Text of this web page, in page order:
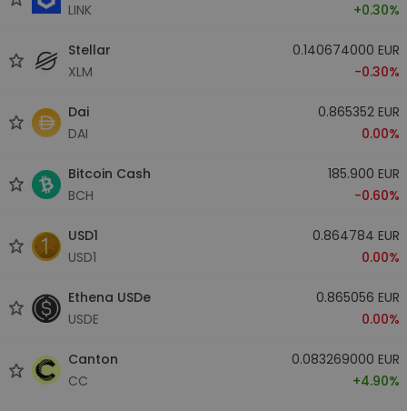
LINK
+0.30%
Stellar
XLM
0.140674000 EUR
-0.30%
Dai
DAI
0.865352 EUR
0.00%
Bitcoin Cash
BCH
185.900 EUR
-0.60%
USD1
USD1
0.864784 EUR
0.00%
Ethena USDe
USDE
0.865056 EUR
0.00%
Canton
CC
0.083269000 EUR
+4.90%